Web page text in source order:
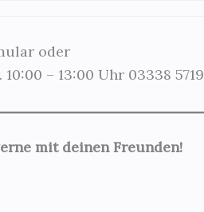
oder
– 13:00 Uhr 03338 5719
mit deinen Freunden!